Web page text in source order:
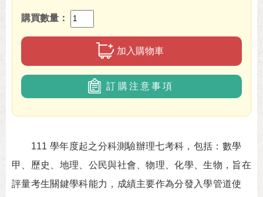
購買數量
加入購物車
訂購注意事項
111 學年度起之分科測驗辦理七考科，包括：數學
甲、歷史、地理、公民與社會、物理、化學、生物，旨在
評量考生關鍵學科能力，成績主要作為分發入學管道使